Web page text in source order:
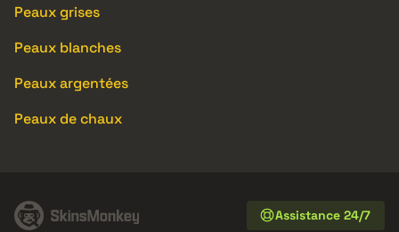
Peaux grises
Peaux blanches
Peaux argentées
Peaux de chaux
Assistance 24/7